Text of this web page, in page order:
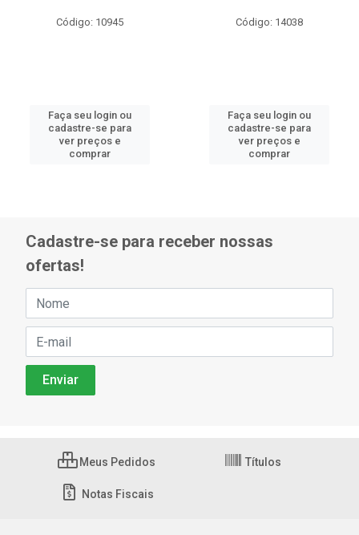
Código: 10945
Faça seu login ou
cadastre-se para
ver preços e
comprar
Código: 14038
Faça seu login ou
cadastre-se para
ver preços e
comprar
Cadastre-se para receber nossas
ofertas!
Meus Pedidos Títulos
Notas Fiscais